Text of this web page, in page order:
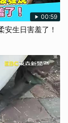
00:59
安生日害羞了！